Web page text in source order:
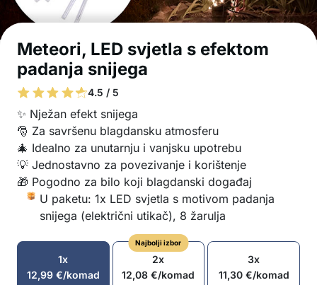
Meteori, LED svjetla s efektom
padanja snijega
4.5 / 5
✨ Nježan efekt snijega
🎅 Za savršenu blagdansku atmosferu
🎄 Idealno za unutarnju i vanjsku upotrebu
💡 Jednostavno za povezivanje i korištenje
🎁 Pogodno za bilo koji blagdanski događaj
U paketu: 1x LED svjetla s motivom padanja
snijega (električni utikač), 8 žarulja
1x
12,99 €/komad
Najbolji izbor
2x
12,08€/komad
3x
11,30 €/komad